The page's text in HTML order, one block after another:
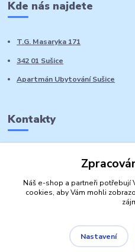
Kde nás najdete
T.G. Masaryka 171
342 01 Sušice
Apartmán Ubytování Sušice
Kontakty
Náš e-shop a partneři potřebují
cookies, aby Vám mohli
Nastavení